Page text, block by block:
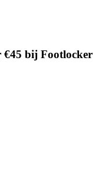
bij Footlocker